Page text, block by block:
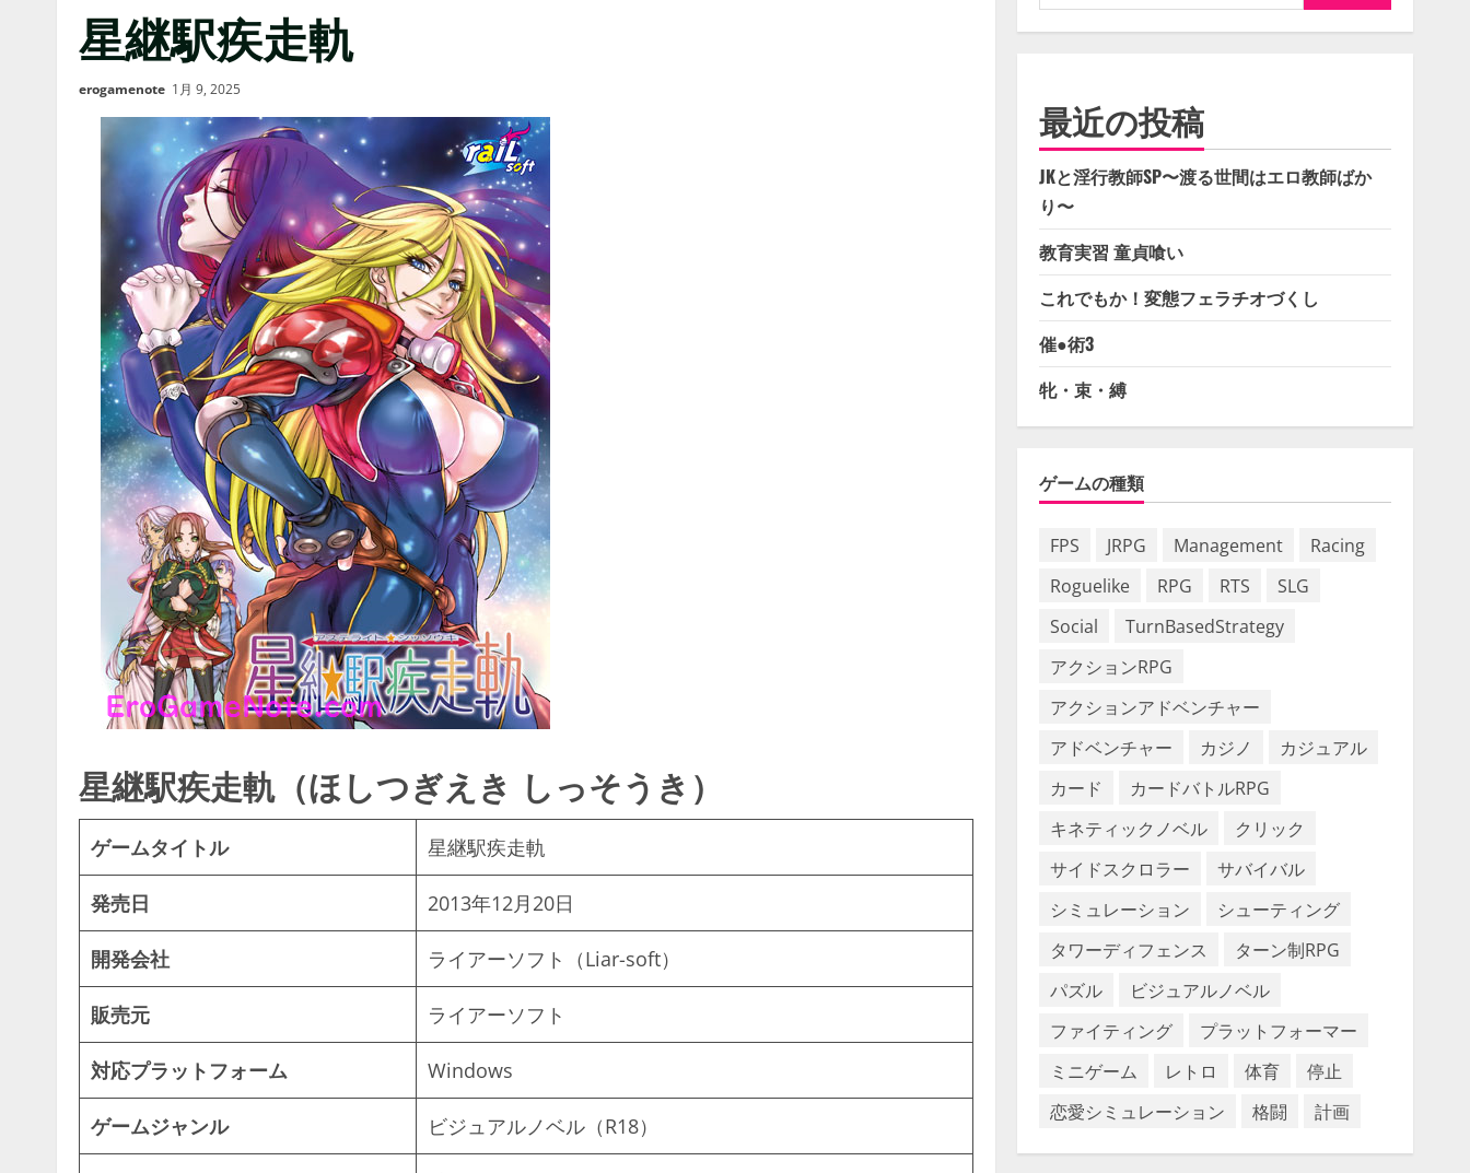
星継駅疾走軌
erogamenote 1月 9, 2025
星継駅疾走軌（ほしつぎえき しっそうき）
ゲームタイトル 星継駅疾走軌
発売日 2013年12月20日
開発会社 ライアーソフト（Liar-soft）
販売元 ライアーソフト
対応プラットフォーム Windows
ゲームジャンル ビジュアルノベル（R18）
索:
最近の投稿
JKと淫行教師SP〜渡る世間はエロ教師ばか
り〜
教育実習 童貞喰い
これでもか！変態フェラチオづくし
催●術3
牝・束・縛
ゲームの種類
FPS JRPG Management
Racing
Roguelike
RPG RTS
SLG
Social
TurnBasedStrategy
アクションRPG
アクションアドベンチャー
アドベンチャー
カジノ
カジュアル
カード
カードバトルRPG
キネティックノベル
クリック
サイドスクロラー
サバイバル
シミュレーション
シューティング
タワーディフェンス
ターン制RPG
パズル
ビジュアルノベル
ファイティング
プラットフォーマー
ミニゲーム
レトロ 体育
停止
恋愛シミュレーション
格闘 計画